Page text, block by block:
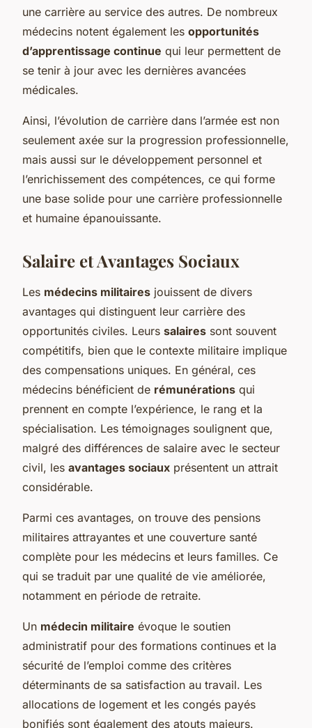
une carrière au service des autres. De nombreux
médecins notent également les opportunités
d’apprentissage continue qui leur permettent de
se tenir à jour avec les dernières avancées
médicales.
Ainsi, l’évolution de carrière dans l’armée est non
seulement axée sur la progression professionnelle,
mais aussi sur le développement personnel et
l’enrichissement des compétences, ce qui forme
une base solide pour une carrière professionnelle
et humaine épanouissante.
Salaire et Avantages Sociaux
Les médecins militaires jouissent de divers
avantages qui distinguent leur carrière des
opportunités civiles. Leurs salaires sont souvent
compétitifs, bien que le contexte militaire implique
des compensations uniques. En général, ces
médecins bénéficient de rémunérations qui
prennent en compte l’expérience, le rang et la
spécialisation. Les témoignages soulignent que,
malgré des différences de salaire avec le secteur
civil, les avantages sociaux présentent un attrait
considérable.
Parmi ces avantages, on trouve des pensions
militaires attrayantes et une couverture santé
complète pour les médecins et leurs familles. Ce
qui se traduit par une qualité de vie améliorée,
notamment en période de retraite.
Un médecin militaire évoque le soutien
administratif pour des formations continues et la
sécurité de l’emploi comme des critères
déterminants de sa satisfaction au travail. Les
allocations de logement et les congés payés
bonifiés sont également des atouts majeurs.